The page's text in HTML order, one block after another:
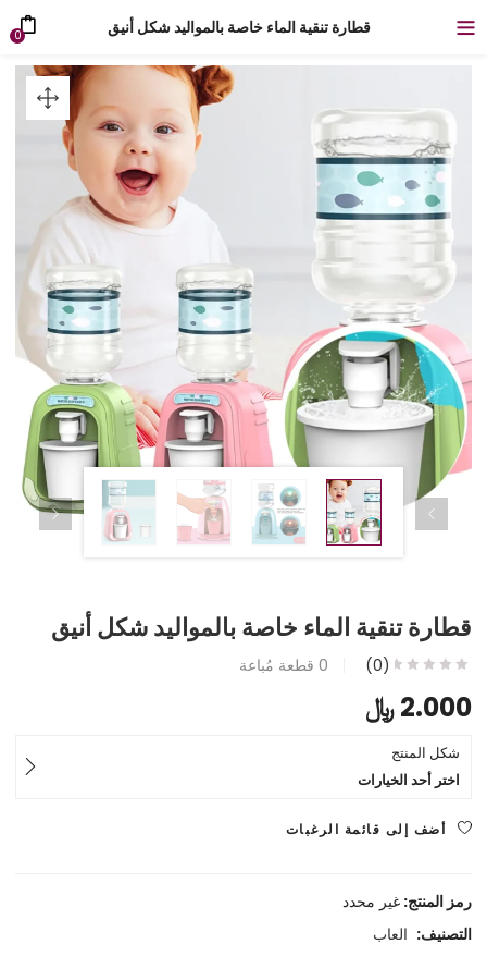
قطارة تنقية الماء خاصة بالمواليد شكل أنيق 0
قطارة تنقية الماء خاصة بالمواليد شكل أنيق
(0)
0 قطعة مُباعة
2.000﷼
شكل المنتج
اختر أحد الخيارات
أضف إلى قائمة الرغبات
رمز المنتج:غير محدد
التصنيف: العاب